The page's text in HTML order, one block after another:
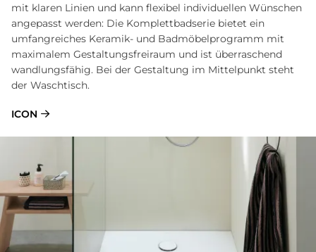
mit klaren Linien und kann flexibel individuellen Wünschen
angepasst werden: Die Komplettbadserie bietet ein
umfangreiches Keramik- und Badmöbelprogramm mit
maximalem Gestaltungsfreiraum und ist überraschend
wandlungsfähig. Bei der Gestaltung im Mittelpunkt steht
der Waschtisch.
ICON